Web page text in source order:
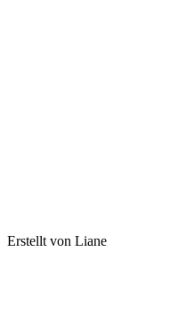
Erstellt von Liane